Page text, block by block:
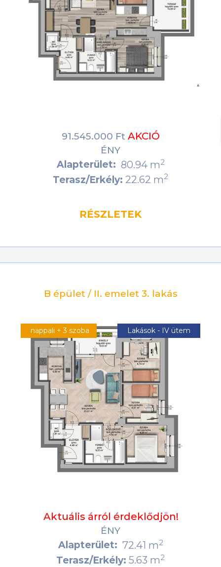
91.545.000 Ft AKCIÓ
ÉNY
Alapterület: 80.94 m2
Terasz/Erkély: 22.62 m2
RÉSZLETEK
B épület / II. emelet 3. lakás
nappali + 3 szoba Lakások - IV ütem
Aktuális árról érdeklődjön!
ÉNY
Alapterület: 72.41 m2
Terasz/Erkély: 5.63 m2